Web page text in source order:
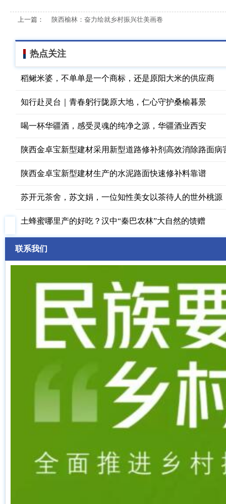
上一篇： 陕西榆林：奋力绘就乡村振兴壮美画卷
热点关注
稻鳅米婆，不单单是一个商标，还是原阳大米的供应商
知行赴灵台｜青春躬行陇原大地，仁心守护桑榆暮景
喝一杯华疆酒，感受灵魂的纯净之源，华疆酒业西安
陕西金卓宝新型建材采用新型道路修补剂高效消除路面病
陕西金卓宝新型建材生产的水泥路面快速修补料靠谱
苏开元茶舍，苏文娟，一位知性美女以茶待人的世外桃源
土蜂蜜哪里产的好吃？汉中“秦巴农林”大自然的馈赠
联系我们